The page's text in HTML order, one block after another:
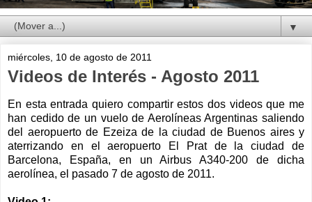
▼
miércoles, 10 de agosto de 2011
Videos de Interés - Agosto 2011
En esta entrada quiero compartir estos dos videos que me
han cedido de un vuelo de Aerolíneas Argentinas saliendo
del aeropuerto de Ezeiza de la ciudad de Buenos aires y
aterrizando en el aeropuerto El Prat de la ciudad de
Barcelona, España, en un Airbus A340-200 de dicha
aerolínea, el pasado 7 de agosto de 2011.